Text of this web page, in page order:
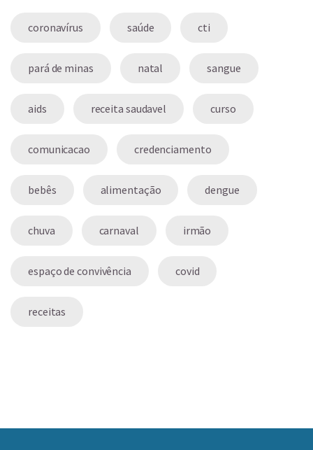
coronavírus saúde cti
pará de minas natal sangue
aids receita saudavel curso
comunicacao credenciamento
bebês alimentação dengue
chuva carnaval irmão
espaço de convivência covid
receitas